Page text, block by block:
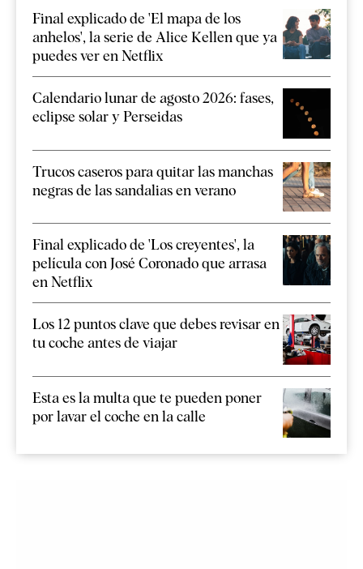
Final explicado de 'El mapa de los
anhelos', la serie de Alice Kellen que ya
puedes ver en Netflix
Calendario lunar de agosto 2026: fases,
eclipse solar y Perseidas
Trucos caseros para quitar las manchas
negras de las sandalias en verano
Final explicado de 'Los creyentes', la
película con José Coronado que arrasa
en Netflix
Los 12 puntos clave que debes revisar en
tu coche antes de viajar
Esta es la multa que te pueden poner
por lavar el coche en la calle